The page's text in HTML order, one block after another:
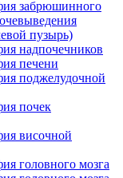
забрюшинного
пузырь)
надпочечников
печени
поджелудочной
почек
височной
головного мозга